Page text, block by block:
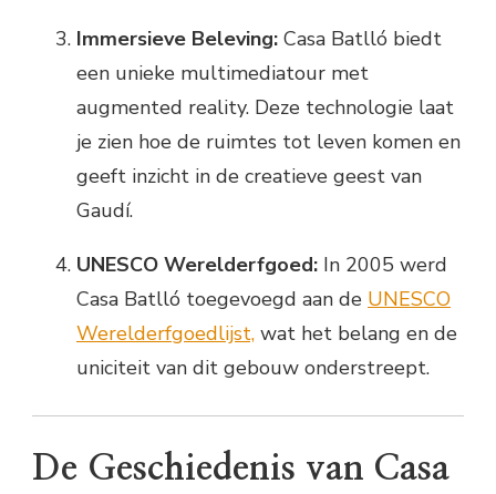
Immersieve Beleving: Casa Batlló biedt
een unieke multimediatour met
augmented reality. Deze technologie laat
je zien hoe de ruimtes tot leven komen en
geeft inzicht in de creatieve geest van
Gaudí.
UNESCO Werelderfgoed: In 2005 werd
Casa Batlló toegevoegd aan de UNESCO
Werelderfgoedlijst, wat het belang en de
uniciteit van dit gebouw onderstreept.
De Geschiedenis van Casa